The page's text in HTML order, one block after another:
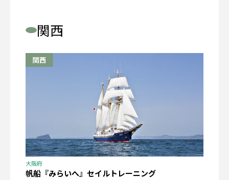
関西
大阪府
帆船『みらいへ』セイルトレーニング